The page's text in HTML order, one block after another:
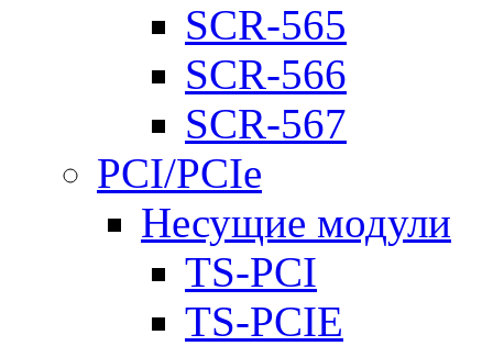
SCR-565
SCR-566
SCR-567
PCI/PCIe
Несущие модули
TS-PCI
TS-PCIE